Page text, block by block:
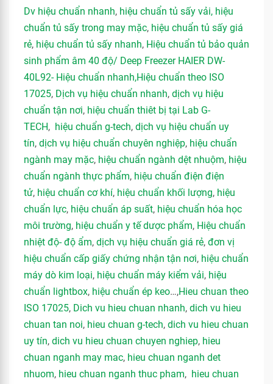
Dv hiệu chuẩn nhanh, hiệu chuẩn tủ sấy vải, hiệu
chuẩn tủ sấy trong may mặc, hiệu chuẩn tủ sấy giá
rẻ, hiệu chuẩn tủ sấy nhanh, Hiệu chuẩn tủ bảo quản
sinh phẩm âm 40 độ/ Deep Freezer HAIER DW-
40L92- Hiệu chuẩn nhanh,Hiệu chuẩn theo ISO
17025, Dịch vụ hiệu chuẩn nhanh, dịch vụ hiệu
chuẩn tận nơi, hiệu chuẩn thiêt bị tại Lab G-
TECH, hiệu chuẩn g-tech, dịch vụ hiệu chuẩn uy
tín, dịch vụ hiệu chuẩn chuyên nghiệp, hiệu chuẩn
ngành may mặc, hiệu chuẩn ngành dệt nhuộm, hiệu
chuẩn ngành thực phẩm, hiệu chuẩn điện điện
tử, hiệu chuẩn cơ khí, hiệu chuẩn khối lượng, hiệu
chuẩn lực, hiệu chuẩn áp suất, hiệu chuẩn hóa học
môi trường, hiệu chuẩn y tế dược phẩm, Hiệu chuẩn
nhiệt độ- độ ẩm, dịch vụ hiệu chuẩn giá rẻ, đơn vị
hiệu chuẩn cấp giấy chứng nhận tận nơi, hiệu chuẩn
máy dò kim loại, hiệu chuẩn máy kiểm vải, hiệu
chuẩn lightbox, hiệu chuẩn ép keo…,Hieu chuan theo
ISO 17025, Dich vu hieu chuan nhanh, dich vu hieu
chuan tan noi, hieu chuan g-tech, dich vu hieu chuan
uy tín, dich vu hieu chuan chuyen nghiep, hieu
chuan nganh may mac, hieu chuan nganh det
nhuom, hieu chuan nganh thuc pham, hieu chuan